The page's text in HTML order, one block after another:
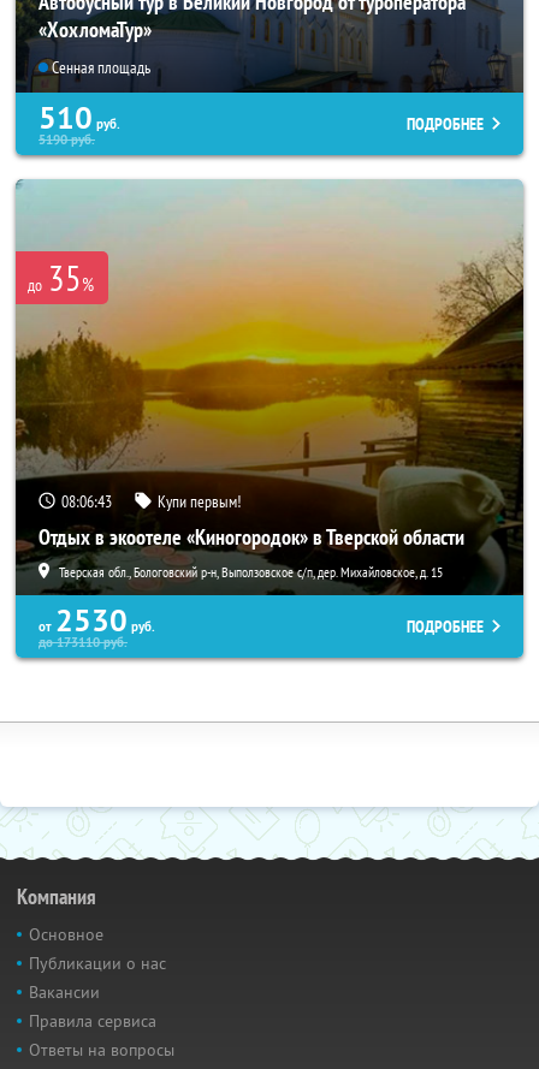
«ХохломаТур»
Сенная площадь
510 руб.
5190руб.
ПОДРОБНЕЕ
до 35%
08:06:40 Купи первым!
Отдых в экоотеле «Киногородок» в Тверской области
Тверская обл., Бологовский р-н, Выползовское с/п, дер. Михайловское, д. 15
от 2530 руб.
до173110руб.
ПОДРОБНЕЕ
Компания
Основное
Публикации о нас
Вакансии
Правила сервиса
Ответы на вопросы